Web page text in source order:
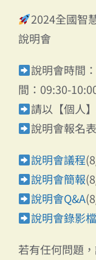
2024全國智
說明會
說明會時間
間：09:30-
請以【個人
說明會報名
說明會議程
說明會簡報
說明會Q&A
說明會錄影檔
若有任何問題，